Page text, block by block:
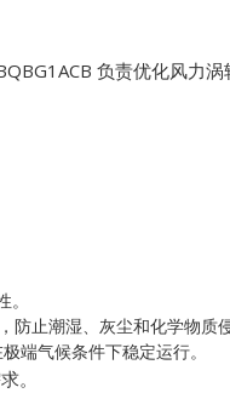
负责优化风力
止潮湿、灰尘和化学物质
端气候条件下稳定运行。
。